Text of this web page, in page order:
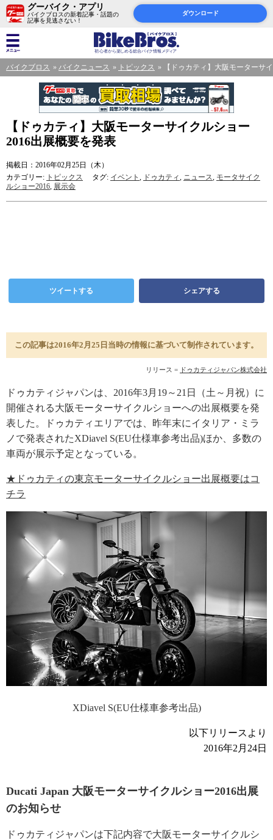
グーバイク・アプリ
バイクブロスの新着記事・話題の
記事を見逃さない！
ダウンロード
バイクブロス バイクニュース トピックス 【ドゥカティ】大阪モーターサ
【ドゥカティ】大阪モーターサイクルショー
2016出展概要を発表
掲載日：2016年02月25日（木）
カテゴリー: トピックス タグ: イベント , ドゥカティ, ニュース, モータサイク
ルショー2016, 展示会
ツイートする シェアする
この記事は2016年2月25日当時の情報に基づいて制作されています。
リリース = ドゥカティジャパン株式会社
ドゥカティジャパンは、2016年3月19～21日（土～月祝）に
開催される大阪モーターサイクルショーへの出展概要を発
表した。ドゥカティエリアでは、昨年末にイタリア・ミラ
ノで発表されたXDiavel S(EU仕様車参考出品)ほか、多数の
車両が展示予定となっている。
★ドゥカティの東京モーターサイクルショー出展概要はコ
チラ
XDiavel S(EU仕様車参考出品)
以下リリースより
2016年2月24日
Ducati Japan 大阪モーターサイクルショー2016出展
のお知らせ
ドゥカティジャパンは下記内容で大阪モーターサイクルシ